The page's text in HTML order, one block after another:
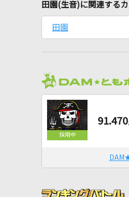
田園(生音)に関連する
田園
91.470